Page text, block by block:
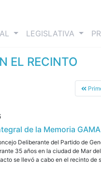
(current)LEGISLATIVA
EL RECINTO
de la Memoria
Deliberante del Partido de
35 años en la ciudad de Mar
acto se llevó a cabo en el recinto